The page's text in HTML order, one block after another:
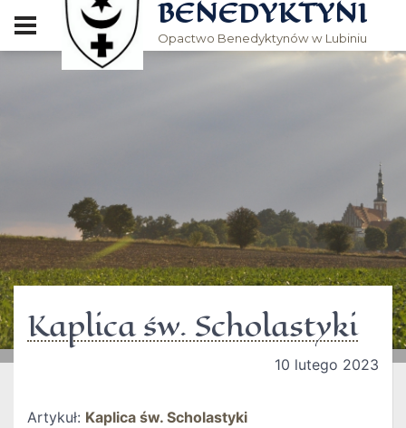
BENEDYKTYNI
Opactwo Benedyktynów w Lubiniu
Kaplica św. Scholastyki
10 lutego 2023
Artykuł: Kaplica św. Scholastyki